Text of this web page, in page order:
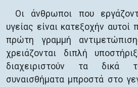
Οι άνθρωποι που
υγείας είναι κατεξοχήν αυτοί
πρώτη γραμμή
χρειάζονται διπλή
διαχειριστούν τα δικά
συναισθήματα μπροστά στο